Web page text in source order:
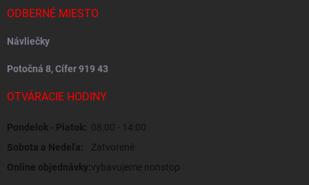
ODBERNÉ MIESTO
Návliečky
Potočná 8, Cífer 919 43
OTVÁRACIE HODINY
Pondelok - Piatok: 08:00 - 14:00
Sobota a Nedeľa:
Zatvorené
Online objednávky:vybavujeme nonstop